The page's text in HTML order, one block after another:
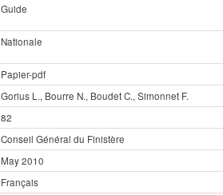
Guide
Nationale
Papier-pdf
Gorius L., Bourre N., Boudet C., Simonnet F.
82
Conseil Général du Finistère
May 2010
Français